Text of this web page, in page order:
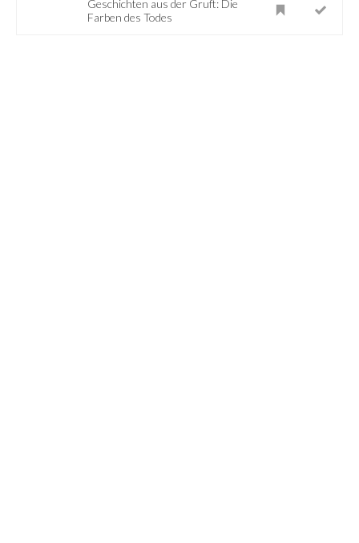
Geschichten aus der Gruft: Die
Farben des Todes